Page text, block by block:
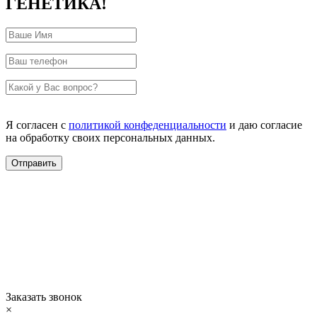
ГЕНЕТИКА!
Я согласен с политикой конфеденциальности и даю согласие
на обработку своих персональных данных.
Заказать звонок
×